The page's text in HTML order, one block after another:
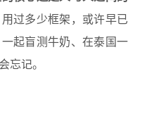
过多少框架，或许早已
起盲测牛奶、在泰国一
忘记。